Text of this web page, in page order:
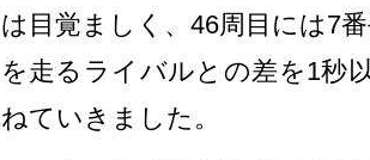
は目覚ましく、46周目には7
を走るライバルとの差を1秒
ねていきました。